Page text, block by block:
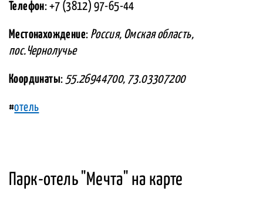
Телефон: +7 (3812) 97-65-44
Местонахождение: Россия, Омская область,
пос.Чернолучье
Координаты: 55.26944700, 73.03307200
#отель
Парк-отель "Мечта" на карте